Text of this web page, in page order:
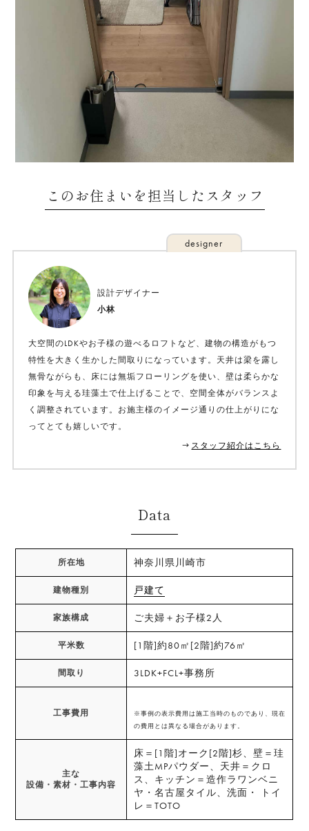
このお住まいを担当したスタッフ
designer
設計デザイナー
小林
大空間のLDKやお子様の遊べるロフトなど、建物の構造がもつ
特性を大きく生かした間取りになっています。天井は梁を露し
無骨ながらも、床には無垢フローリングを使い、壁は柔らかな
印象を与える珪藻土で仕上げることで、空間全体がバランスよ
く調整されています。お施主様のイメージ通りの仕上がりにな
ってとても嬉しいです。
スタッフ紹介はこちら
Data
所在地 神奈川県川崎市
建物種別 戸建て
家族構成 ご夫婦＋お子様2人
平米数 [1階]約80㎡[2階]約76㎡
間取り 3LDK+FCL+事務所
工事費用
※事例の表示費用は施工当時のものであり、現在
の費用とは異なる場合があります。
主な
設備・素材・工事内容
床＝[1階]オーク[2階]杉、壁＝珪
藻土MPパウダー、天井＝クロ
ス、キッチン＝造作ラワンベニ
ヤ・名古屋タイル、洗面・ トイ
レ＝TOTO